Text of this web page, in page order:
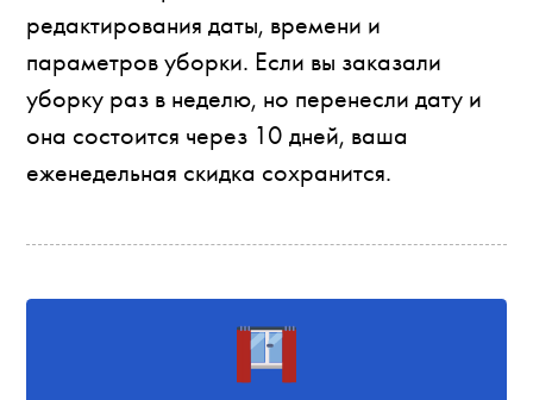
редактирования даты, времени и
параметров уборки. Если вы заказали
уборку раз в неделю, но перенесли дату и
она состоится через 10 дней, ваша
еженедельная скидка сохранится.